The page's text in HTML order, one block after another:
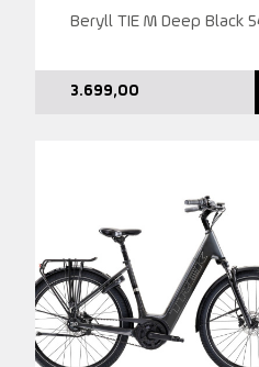
Beryll TIE M Deep Black
3.699,00